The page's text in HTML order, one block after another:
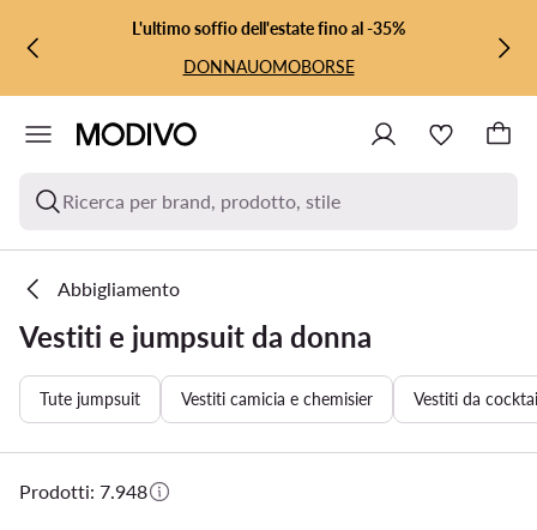
VAI AL CONTENUTO PRINCIPALE
VAI ALLA RICERCAL'ultimo soffio dell'estate fino al -35%
DONNAUOMOBORSE
Ricerca per brand, prodotto, stile
Abbigliamento
Vestiti e jumpsuit da donna
Tute jumpsuit Vestiti camicia e chemisier Vestiti da
Prodotti: 7.948